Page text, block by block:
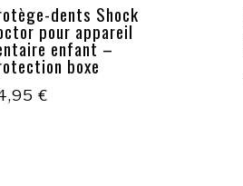
dents Shock
pour appareil
enfant –
boxe
€